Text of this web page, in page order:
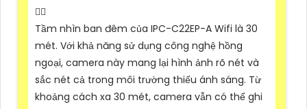
🙆‍♀️
Tầm nhìn ban đêm của IPC-C22EP-A Wifi là 30
mét. Với khả năng sử dụng công nghệ hồng
ngoại, camera này mang lại hình ảnh rõ nét và
sắc nét cả trong môi trường thiếu ánh sáng. Từ
khoảng cách xa 30 mét, camera vẫn có thể ghi